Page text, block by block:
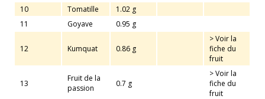
10
Tomatille
1.02 g
11
Goyave 0.95 g
12 Kumquat 0.86 g
> Voir la
fiche du
fruit
13
Fruit de la
passion
0.7 g
> Voir la
fiche du
fruit